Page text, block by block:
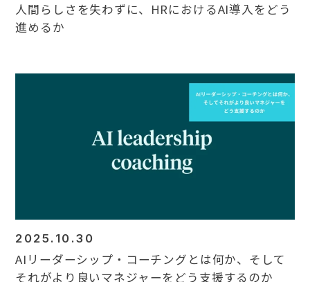
人間らしさを失わずに、HRにおけるAI導入をどう
進めるか
2025.10.30
AIリーダーシップ・コーチングとは何か、そして
それがより良いマネジャーをどう支援するのか